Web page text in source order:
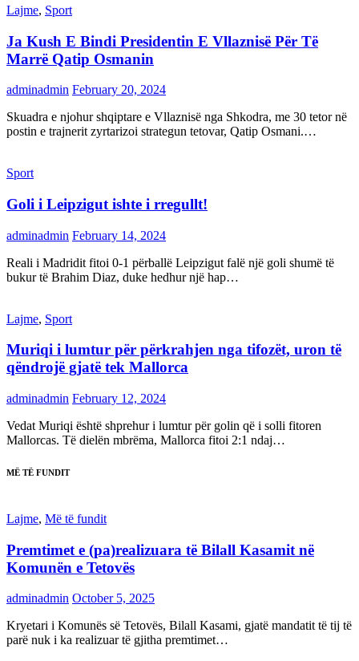
Lajme, Sport
Ja Kush E Bindi Presidentin E Vllaznisë Për Të
Marrë Qatip Osmanin
adminadmin February 20, 2024
Skuadra e njohur shqiptare e Vllaznisë nga Shkodra, me 30 tetor në
postin e trajnerit zyrtarizoi strategun tetovar, Qatip Osmani.…
Sport
Goli i Leipzigut ishte i rregullt!
adminadmin February 14, 2024
Reali i Madridit fitoi 0-1 përballë Leipzigut falë një goli shumë të
bukur të Brahim Diaz, duke hedhur një hap…
Lajme, Sport
Muriqi i lumtur për përkrahjen nga tifozët, uron të
qëndrojë gjatë tek Mallorca
adminadmin February 12, 2024
Vedat Muriqi është shprehur i lumtur për golin që i solli fitoren
Mallorcas. Të dielën mbrëma, Mallorca fitoi 2:1 ndaj…
MË TË FUNDIT
Lajme, Më të fundit
Premtimet e (pa)realizuara të Bilall Kasamit në
Komunën e Tetovës
adminadmin October 5, 2025
Kryetari i Komunës së Tetovës, Bilall Kasami, gjatë mandatit të tij të
parë nuk i ka realizuar të gjitha premtimet…